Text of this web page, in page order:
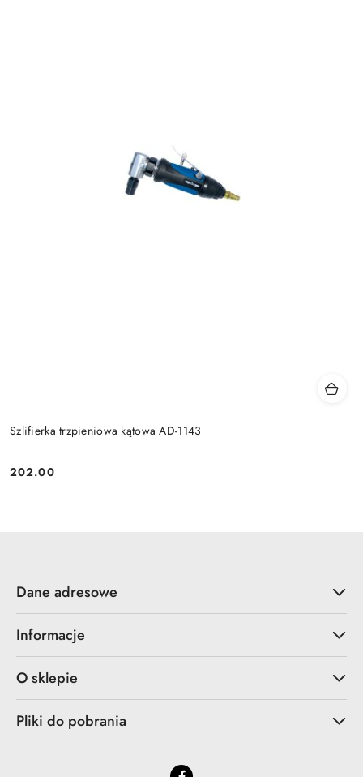
Szlifierka trzpieniowa kątowa AD-1143
Cena:
202.00
Dane adresowe
Informacje
O sklepie
Pliki do pobrania